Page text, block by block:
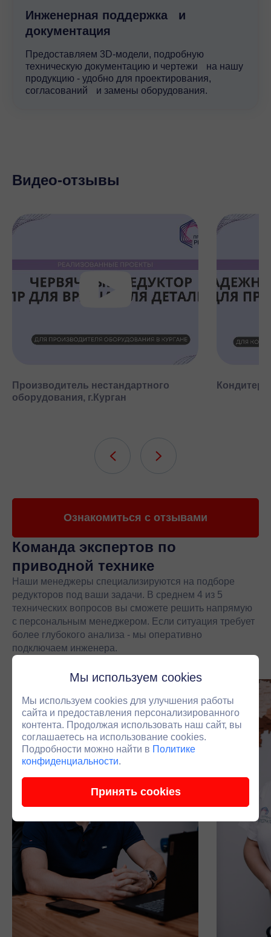
Инженерная поддержка и
документация
Предоставляем 3D-модели, подробную
техническую документацию и чертежи на нашу
продукцию - удобно для проектирования,
согласований и замены оборудования.
Видео-отзывы
Производитель нестандартного
оборудования, г.Курган
Ознакомиться с отзывами
Команда экспертов по
приводной технике
Наши менеджеры специализируются на подборе
редукторов под ваши задачи. В среднем 4 из 5
технических вопросов вы сможете решить напрямую
с персональным менеджером. Если ситуация требует
более глубокого анализа - мы оперативно
подключаем инженера.
Мы используем cookies
Мы используем cookies для улучшения работы
сайта и предоставления персонализированного
контента. Продолжая использовать наш сайт, вы
соглашаетесь на использование cookies.
Подробности можно найти в Политике
конфиденциальности.
Принять cookies